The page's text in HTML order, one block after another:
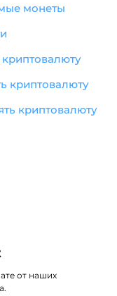
монеты
криптовалюту
криптовалюту
криптовалюту
от наших